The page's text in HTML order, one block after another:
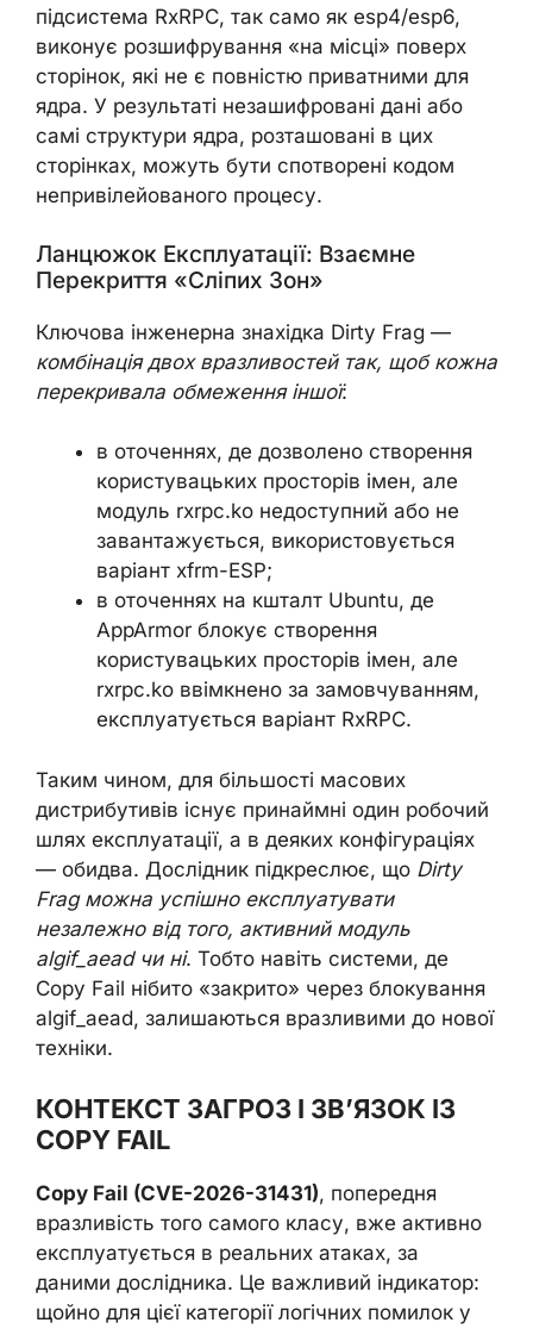
підсистема RxRPC, так само як esp4/esp6,
виконує розшифрування «на місці» поверх
сторінок, які не є повністю приватними для
ядра. У результаті незашифровані дані або
самі структури ядра, розташовані в цих
сторінках, можуть бути спотворені кодом
непривілейованого процесу.
Ланцюжок Експлуатації: Взаємне
Перекриття «сліпих Зон»
Ключова інженерна знахідка Dirty Frag —
комбінація двох вразливостей так, щоб кожна
перекривала обмеження іншої:
в оточеннях, де дозволено створення
користувацьких просторів імен, але
модуль rxrpc.ko недоступний або не
завантажується, використовується
варіант xfrm-ESP;
в оточеннях на кшталт Ubuntu, де
AppArmor блокує створення
користувацьких просторів імен, але
rxrpc.ko ввімкнено за замовчуванням,
експлуатується варіант RxRPC.
Таким чином, для більшості масових
дистрибутивів існує принаймні один робочий
шлях експлуатації, а в деяких конфігураціях
— обидва. Дослідник підкреслює, що Dirty
Frag можна успішно експлуатувати
незалежно від того, активний модуль
algif_aead чи ні. Тобто навіть системи, де
Copy Fail нібито «закрито» через блокування
algif_aead, залишаються вразливими до нової
техніки.
КОНТЕКСТ ЗАГРОЗ І ЗВ’ЯЗОК ІЗ
COPY FAIL
Copy Fail (CVE-2026-31431), попередня
вразливість того самого класу, вже активно
експлуатується в реальних атаках, за
даними дослідника. Це важливий індикатор:
щойно для цієї категорії логічних помилок у